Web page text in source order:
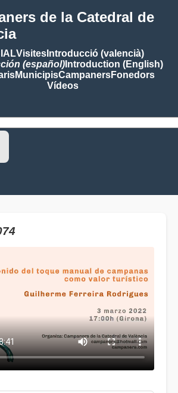
de la Catedral de
VisitesIntroducció (valencià)
(español)Introduction (English)
MunicipisCampanersFonedors
Vídeos